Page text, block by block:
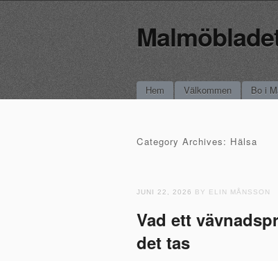
Main menu
Skip to content
Hem Välkommen Bo i
Category Archives: Hälsa
JUNI 22, 2026 BY ELIN MÅNSSON
Vad ett
det tas